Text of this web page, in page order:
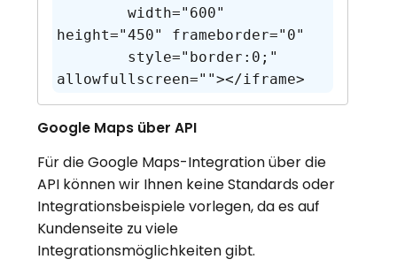
height="450" frameborder="0"
allowfullscreen=""></iframe>
Google Maps über API
Für die Google Maps-Integration über die
API können wir Ihnen keine Standards oder
Integrationsbeispiele vorlegen, da es auf
Kundenseite zu viele
Integrationsmöglichkeiten gibt.